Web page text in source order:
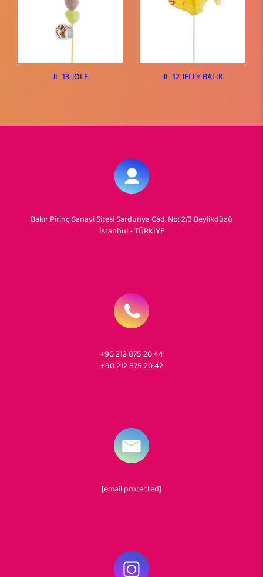
JL-13 JÖLE JL-12 JELLY BALIK
Bakır Pirinç Sanayi Sitesi Sardunya Cad. No: 2/3 Beylikdüzü
İstanbul - TÜRKİYE
+90 212 875 20 44
+90 212 875 20 42
[email protected]